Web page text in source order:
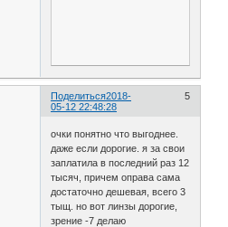
Поделиться 5
2018-
05-12 22:48:28
очки понятно что выгоднее.
даже если дорогие. я за свои
заплатила в последний раз 12
тысяч, причем оправа сама
достаточно дешевая, всего 3
тыщ. но вот линзы дорогие,
зрение -7 делаю